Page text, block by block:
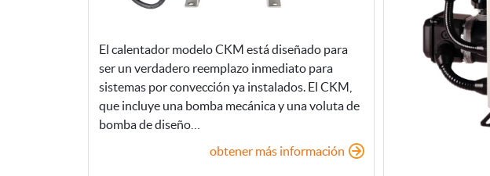
El calentador modelo CKM está diseñado para
ser un verdadero reemplazo inmediato para
sistemas por convección ya instalados. El CKM,
que incluye una bomba mecánica y una voluta de
bomba de diseño…
obtener más información